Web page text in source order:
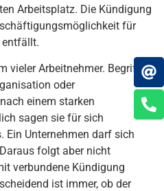
Arbeitsplatz. Die Kündigung
für
entfällt.
vieler Arbeitnehmer. Begriffe
oder
einem starken
sagen sie für sich
Ein Unternehmen darf sich
folgt aber nicht
verbundene Kündigung
ist immer, ob der